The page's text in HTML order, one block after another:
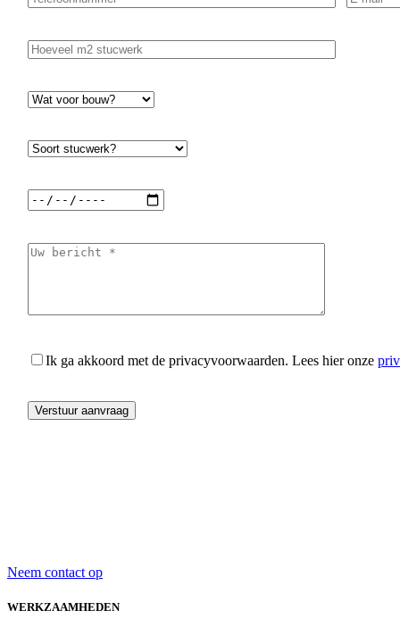
Ik ga akkoord met de privacyvoorwaarden. Lees hier onze
Neem contact op
WERKZAAMHEDEN